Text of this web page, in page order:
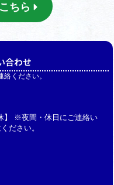
ちら
合わせ
ください。
】 ※夜間・休日にご連絡い
ださい。